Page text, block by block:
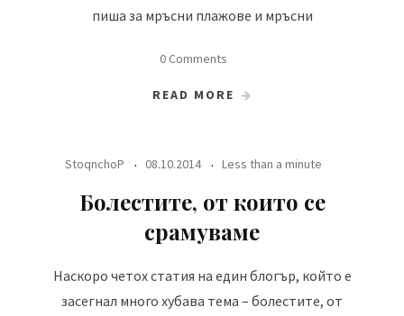
пиша за мръсни плажове и мръсни
0 Comments
READ MORE
StoqnchoP 08.10.2014 Less than a minute
Болестите, от които се
срамуваме
Наскоро четох статия на един блогър, който е
засегнал много хубава тема – болестите, от